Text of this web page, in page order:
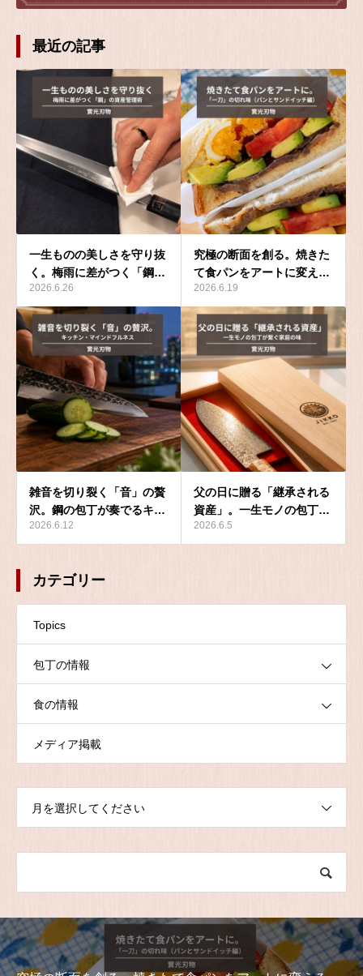
最近の記事
一生ものの美しさを守り抜
く。梅雨に差がつく「鋼…
2026.6.26
究極の断面を創る。焼きた
て食パンをアートに変え…
2026.6.19
雑音を切り裂く「音」の贅
沢。鋼の包丁が奏でるキ…
2026.6.12
父の日に贈る「継承される
資産」。一生モノの包丁…
2026.6.5
カテゴリー
Topics
包丁の情報
食の情報
メディア掲載
月を選択してください